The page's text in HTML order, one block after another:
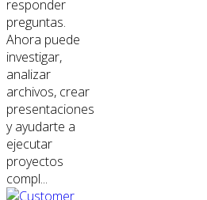
responder
preguntas.
Ahora puede
investigar,
analizar
archivos, crear
presentaciones
y ayudarte a
ejecutar
proyectos
compl...